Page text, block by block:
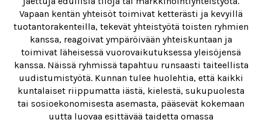
Vapaan kentän yhteisöt toimivat ketterästi ja kevyillä
tuotantorakenteilla, tekevät yhteistyötä toisten ryhmien
kanssa, reagoivat ympäröivään yhteiskuntaan ja
toimivat läheisessä vuorovaikutuksessa yleisöjensä
kanssa. Näissä ryhmissä tapahtuu runsaasti taiteellista
uudistumistyötä. Kunnan tulee huolehtia, että kaikki
kuntalaiset riippumatta iästä, kielestä, sukupuolesta
tai sosioekonomisesta asemasta, pääsevät kokemaan
uutta luovaa esittävää taidetta omassa